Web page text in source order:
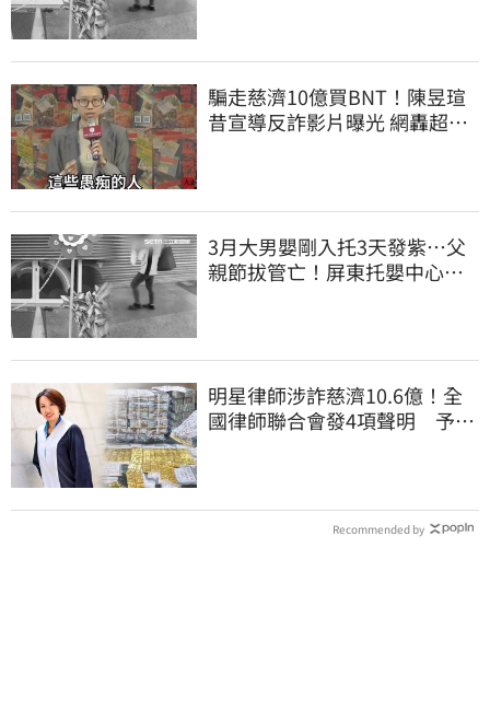
騙走慈濟10億買BNT！陳昱瑄
昔宣導反詐影片曝光 網轟超級
3月大男嬰剛入托3天發紫…父
親節拔管亡！屏東托嬰中心回9
明星律師涉詐慈濟10.6億！全
國律師聯合會發4項聲明 予以
Recommended by